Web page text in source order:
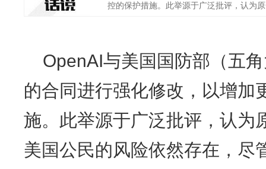
控的保护措施。此举源于广泛批评，认为
OpenAI与美国国防部（五
的合同进行强化修改，以增加
施。此举源于广泛批评，认为
美国公民的风险依然存在，尽